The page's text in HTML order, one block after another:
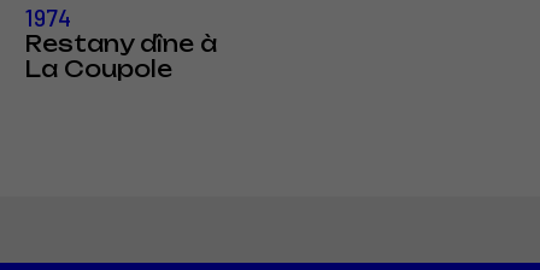
1974
Restany dîne à
La Coupole